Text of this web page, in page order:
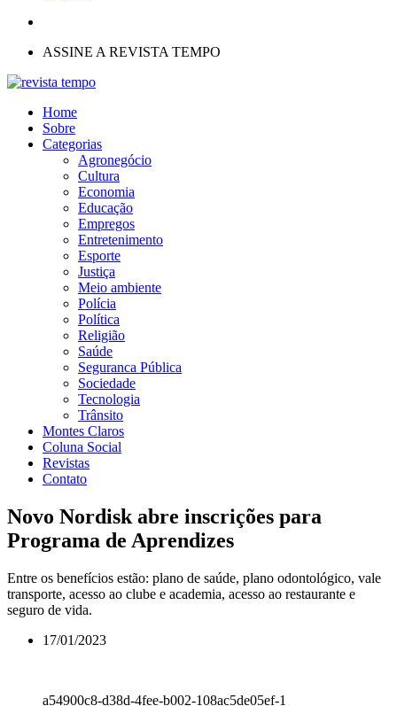
ASSINE A REVISTA TEMPO
Home
Sobre
Categorias
Agronegócio
Cultura
Economia
Educação
Empregos
Entretenimento
Esporte
Justiça
Meio ambiente
Polícia
Política
Religião
Saúde
Seguranca Pública
Sociedade
Tecnologia
Trânsito
Montes Claros
Coluna Social
Revistas
Contato
Novo Nordisk abre inscrições para
Programa de Aprendizes
Entre os benefícios estão: plano de saúde, plano odontológico, vale
transporte, acesso ao clube e academia, acesso ao restaurante e
seguro de vida.
17/01/2023
a54900c8-d38d-4fee-b002-108ac5de05ef-1